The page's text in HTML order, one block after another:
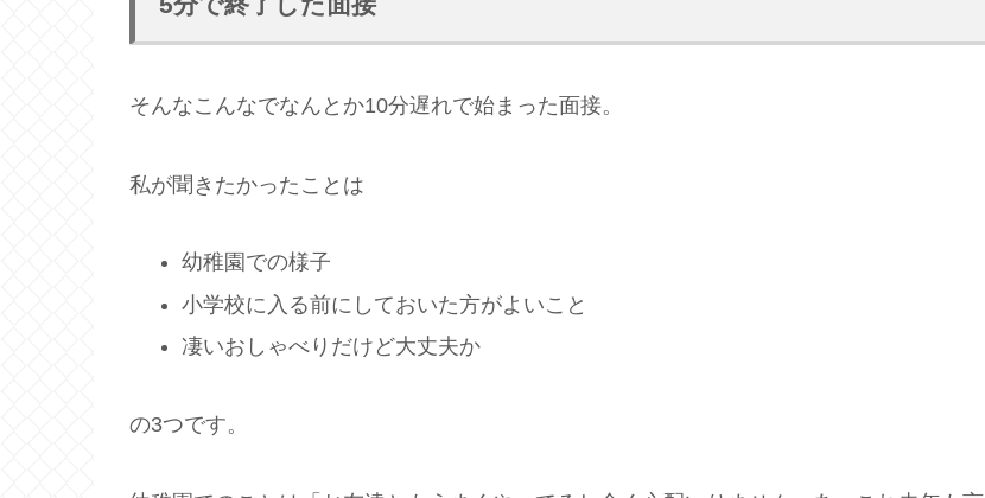
そんなこんなでなんとか10分遅れで始まった面接。
私が聞きたかったことは
幼稚園での様子
小学校に入る前にしておいた方がよいこと
凄いおしゃべりだけど大丈夫か
の3つです。